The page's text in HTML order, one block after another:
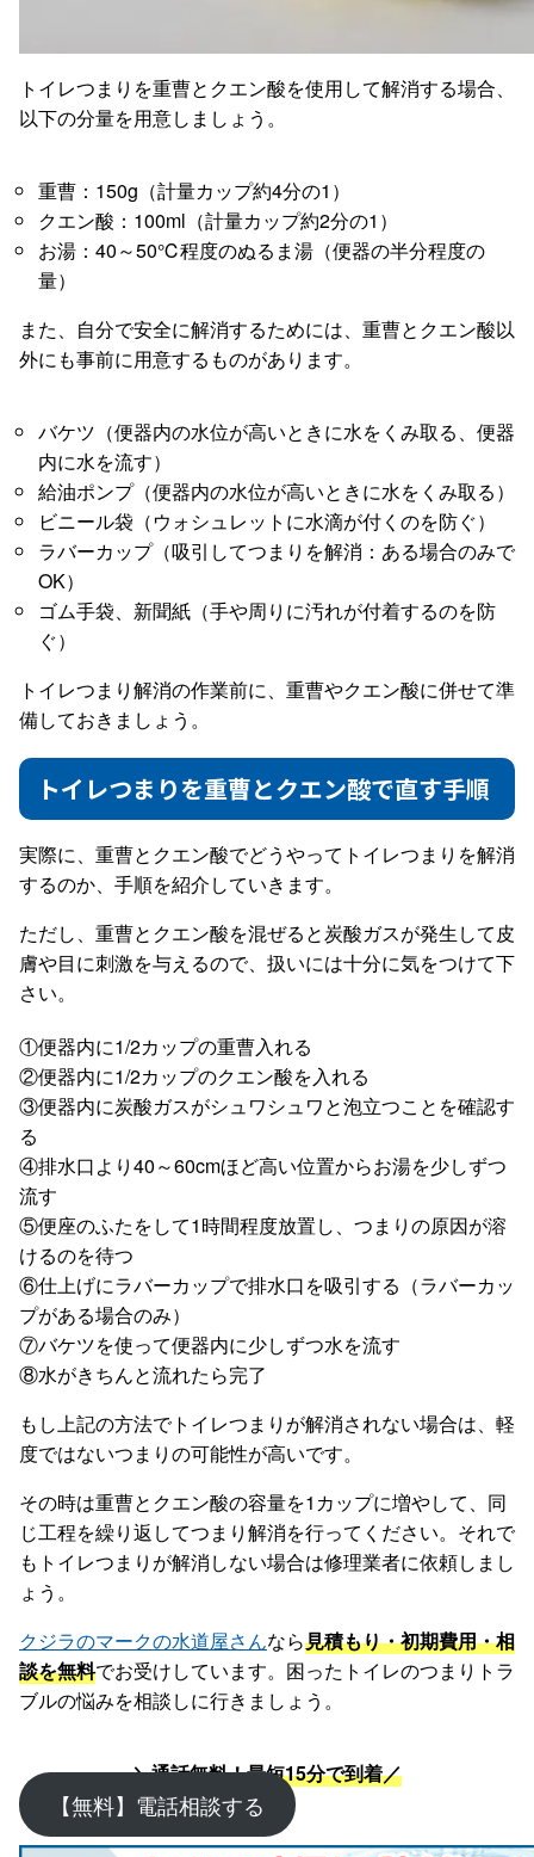
トイレつまりを重曹とクエン酸を使用して解消する場合、
以下の分量を用意しましょう。
重曹：150g（計量カップ約4分の1）
クエン酸：100ml（計量カップ約2分の1）
お湯：40～50℃程度のぬるま湯（便器の半分程度の
量）
また、自分で安全に解消するためには、重曹とクエン酸以
外にも事前に用意するものがあります。
バケツ（便器内の水位が高いときに水をくみ取る、便器
内に水を流す）
給油ポンプ（便器内の水位が高いときに水をくみ取る）
ビニール袋（ウォシュレットに水滴が付くのを防ぐ）
ラバーカップ（吸引してつまりを解消：ある場合のみで
OK）
ゴム手袋、新聞紙（手や周りに汚れが付着するのを防
ぐ）
トイレつまり解消の作業前に、重曹やクエン酸に併せて準
備しておきましょう。
トイレつまりを重曹とクエン酸で直す手順
実際に、重曹とクエン酸でどうやってトイレつまりを解消
するのか、手順を紹介していきます。
ただし、重曹とクエン酸を混ぜると炭酸ガスが発生して皮
膚や目に刺激を与えるので、扱いには十分に気をつけて下
さい。
①便器内に1/2カップの重曹入れる
②便器内に1/2カップのクエン酸を入れる
③便器内に炭酸ガスがシュワシュワと泡立つことを確認す
る
④排水口より40～60cmほど高い位置からお湯を少しずつ
流す
⑤便座のふたをして1時間程度放置し、つまりの原因が溶
けるのを待つ
⑥仕上げにラバーカップで排水口を吸引する（ラバーカッ
プがある場合のみ）
⑦バケツを使って便器内に少しずつ水を流す
⑧水がきちんと流れたら完了
もし上記の方法でトイレつまりが解消されない場合は、軽
度ではないつまりの可能性が高いです。
その時は重曹とクエン酸の容量を1カップに増やして、同
じ工程を繰り返してつまり解消を行ってください。それで
もトイレつまりが解消しない場合は修理業者に依頼しまし
ょう。
クジラのマークの水道屋さんなら見積もり・初期費用・相
談を無料でお受けしています。困ったトイレのつまりトラ
ブルの悩みを相談しに行きましょう。
＼通話無料！最短15分で到着／
【無料】電話相談する